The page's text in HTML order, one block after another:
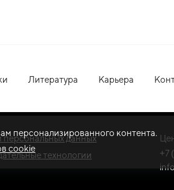
Литература Карьера
данных
технологии
+7
персонализированного контента.
cookie